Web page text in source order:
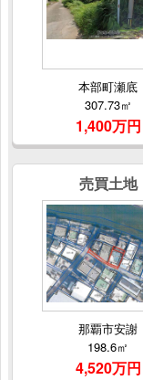
本部町瀬底
307.73㎡
1,400万円
売買土地
那覇市安謝
198.6㎡
4,520万円